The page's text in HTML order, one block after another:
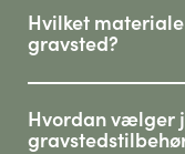
Hvilket
gravsted?
Hvordan vælger